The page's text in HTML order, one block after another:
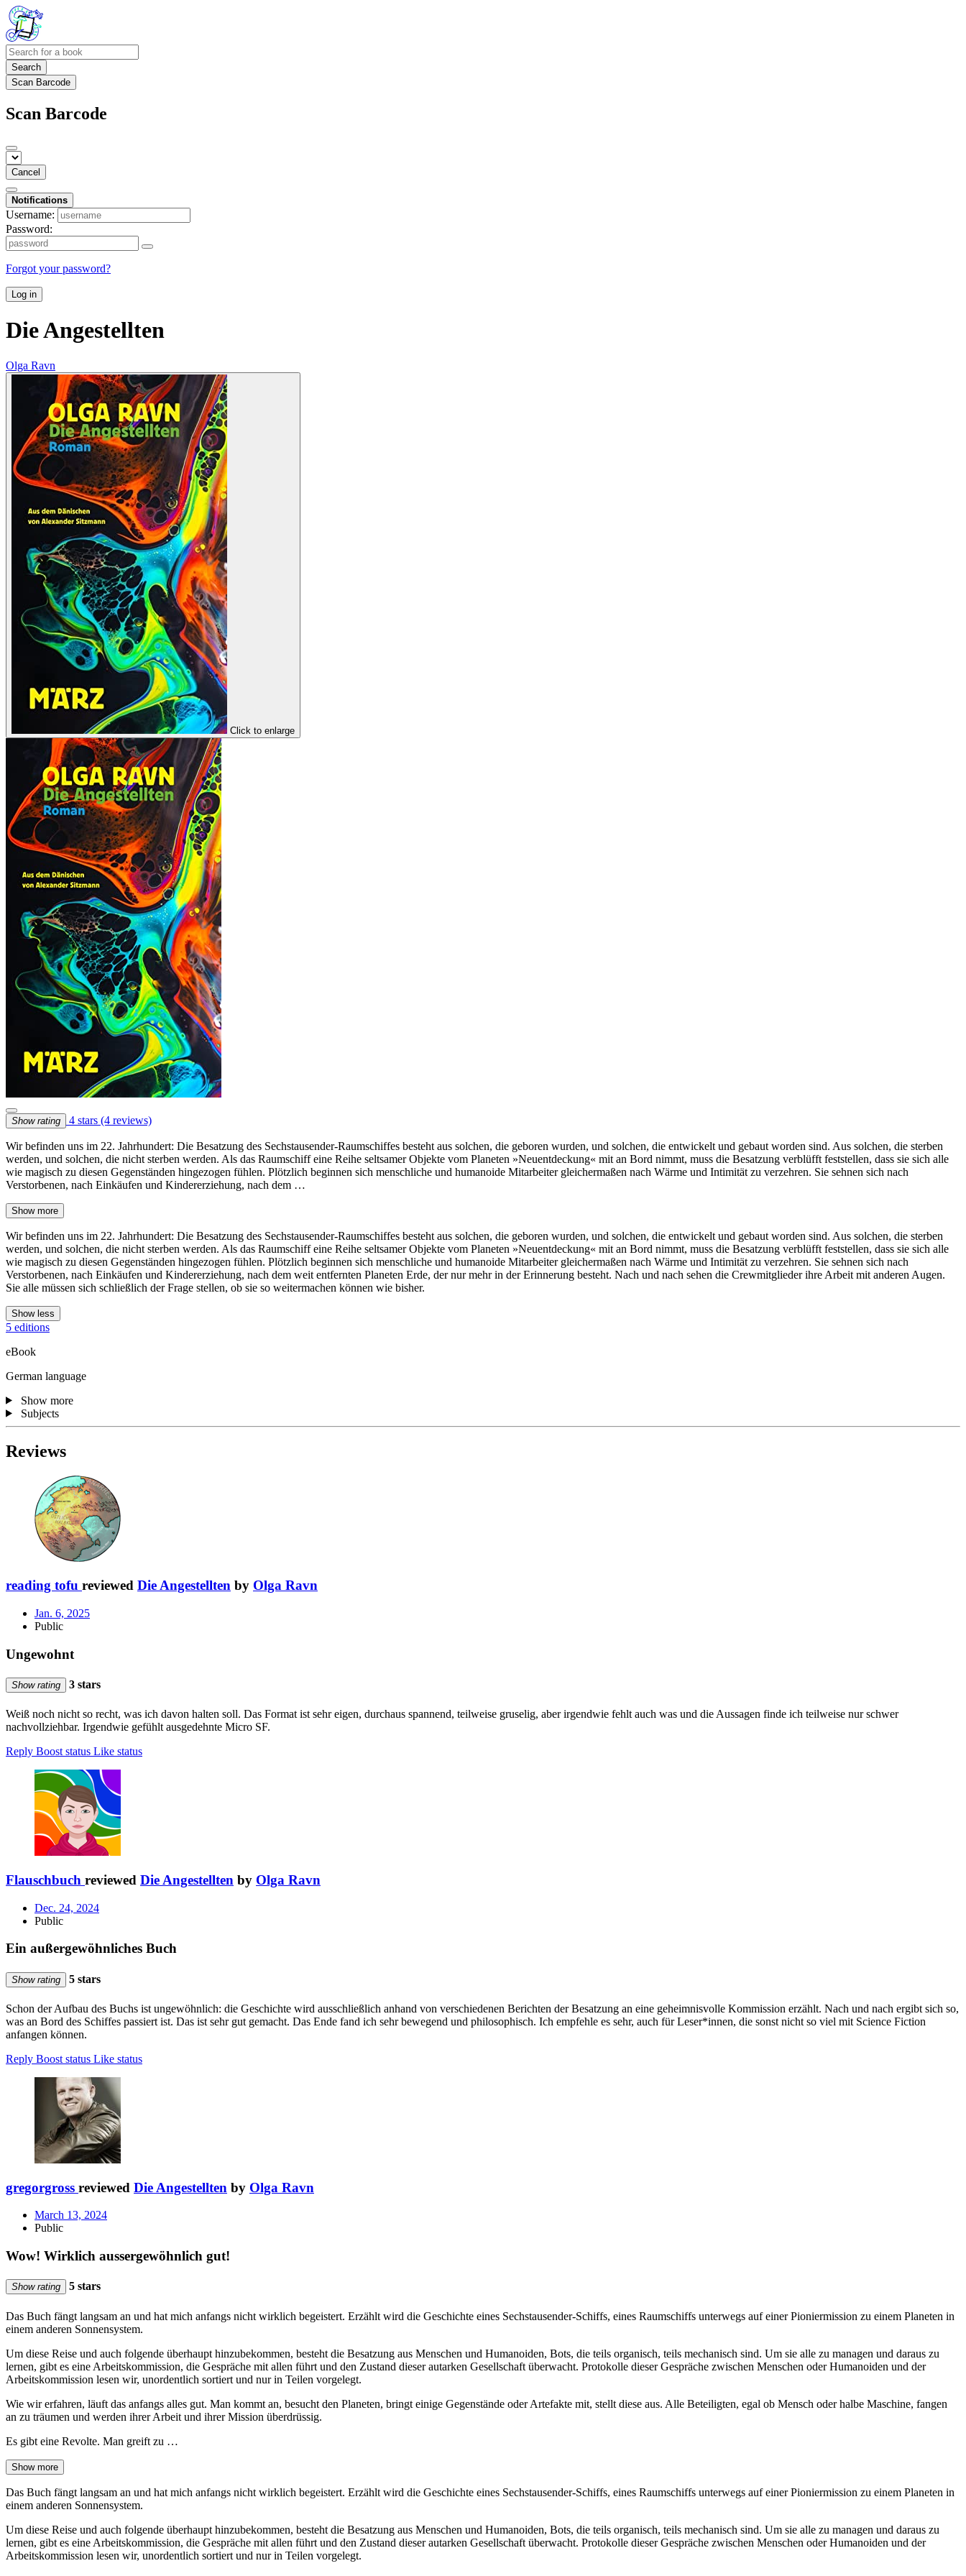
Search
Scan Barcode
Scan Barcode
Cancel
Notifications
Username:
Password:
Forgot your password?
Log in
Die Angestellten
Olga Ravn
Click to enlarge
Show rating 4 stars (4 reviews)
Wir befinden uns im 22. Jahrhundert: Die Besatzung des Sechstausender-Raumschiffes besteht aus solchen, die geboren wurden, und solchen, die entwickelt und gebaut worden sind. Aus solchen, die sterben
werden, und solchen, die nicht sterben werden. Als das Raumschiff eine Reihe seltsamer Objekte vom Planeten »Neuentdeckung« mit an Bord nimmt, muss die Besatzung verblüfft feststellen, dass sie sich alle
wie magisch zu diesen Gegenständen hingezogen fühlen. Plötzlich beginnen sich menschliche und humanoide Mitarbeiter gleichermaßen nach Wärme und Intimität zu verzehren. Sie sehnen sich nach
Verstorbenen, nach Einkäufen und Kindererziehung, nach dem …
Show more
Wir befinden uns im 22. Jahrhundert: Die Besatzung des Sechstausender-Raumschiffes besteht aus solchen, die geboren wurden, und solchen, die entwickelt und gebaut worden sind. Aus solchen, die sterben
werden, und solchen, die nicht sterben werden. Als das Raumschiff eine Reihe seltsamer Objekte vom Planeten »Neuentdeckung« mit an Bord nimmt, muss die Besatzung verblüfft feststellen, dass sie sich alle
wie magisch zu diesen Gegenständen hingezogen fühlen. Plötzlich beginnen sich menschliche und humanoide Mitarbeiter gleichermaßen nach Wärme und Intimität zu verzehren. Sie sehnen sich nach
Verstorbenen, nach Einkäufen und Kindererziehung, nach dem weit entfernten Planeten Erde, der nur mehr in der Erinnerung besteht. Nach und nach sehen die Crewmitglieder ihre Arbeit mit anderen Augen.
Sie alle müssen sich schließlich der Frage stellen, ob sie so weitermachen können wie bisher.
Show less
5 editions
eBook
German language
Show more
Subjects
Reviews
reading tofu reviewed Die Angestellten by Olga Ravn
Jan. 6, 2025
Public
Ungewohnt
Show rating 3 stars
Weiß noch nicht so recht, was ich davon halten soll. Das Format ist sehr eigen, durchaus spannend, teilweise gruselig, aber irgendwie fehlt auch was und die Aussagen finde ich teilweise nur schwer
nachvollziehbar. Irgendwie gefühlt ausgedehnte Micro SF.
Reply Boost status Like status
Flauschbuch reviewed Die Angestellten by Olga Ravn
Dec. 24, 2024
Public
Ein außergewöhnliches Buch
Show rating 5 stars
Schon der Aufbau des Buchs ist ungewöhnlich: die Geschichte wird ausschließlich anhand von verschiedenen Berichten der Besatzung an eine geheimnisvolle Kommission erzählt. Nach und nach ergibt sich so,
was an Bord des Schiffes passiert ist. Das ist sehr gut gemacht. Das Ende fand ich sehr bewegend und philosophisch. Ich empfehle es sehr, auch für Leser*innen, die sonst nicht so viel mit Science Fiction
anfangen können.
Reply Boost status Like status
gregorgross reviewed Die Angestellten by Olga Ravn
March 13, 2024
Public
Wow! Wirklich aussergewöhnlich gut!
Show rating 5 stars
Das Buch fängt langsam an und hat mich anfangs nicht wirklich begeistert. Erzählt wird die Geschichte eines Sechstausender-Schiffs, eines Raumschiffs unterwegs auf einer Pioniermission zu einem Planeten in
einem anderen Sonnensystem.
Um diese Reise und auch folgende überhaupt hinzubekommen, besteht die Besatzung aus Menschen und Humanoiden, Bots, die teils organisch, teils mechanisch sind. Um sie alle zu managen und daraus zu
lernen, gibt es eine Arbeitskommission, die Gespräche mit allen führt und den Zustand dieser autarken Gesellschaft überwacht. Protokolle dieser Gespräche zwischen Menschen oder Humanoiden und der
Arbeitskommission lesen wir, unordentlich sortiert und nur in Teilen vorgelegt.
Wie wir erfahren, läuft das anfangs alles gut. Man kommt an, besucht den Planeten, bringt einige Gegenstände oder Artefakte mit, stellt diese aus. Alle Beteiligten, egal ob Mensch oder halbe Maschine, fangen
an zu träumen und werden ihrer Arbeit und ihrer Mission überdrüssig.
Es gibt eine Revolte. Man greift zu …
Show more
Das Buch fängt langsam an und hat mich anfangs nicht wirklich begeistert. Erzählt wird die Geschichte eines Sechstausender-Schiffs, eines Raumschiffs unterwegs auf einer Pioniermission zu einem Planeten in
einem anderen Sonnensystem.
Um diese Reise und auch folgende überhaupt hinzubekommen, besteht die Besatzung aus Menschen und Humanoiden, Bots, die teils organisch, teils mechanisch sind. Um sie alle zu managen und daraus zu
lernen, gibt es eine Arbeitskommission, die Gespräche mit allen führt und den Zustand dieser autarken Gesellschaft überwacht. Protokolle dieser Gespräche zwischen Menschen oder Humanoiden und der
Arbeitskommission lesen wir, unordentlich sortiert und nur in Teilen vorgelegt.